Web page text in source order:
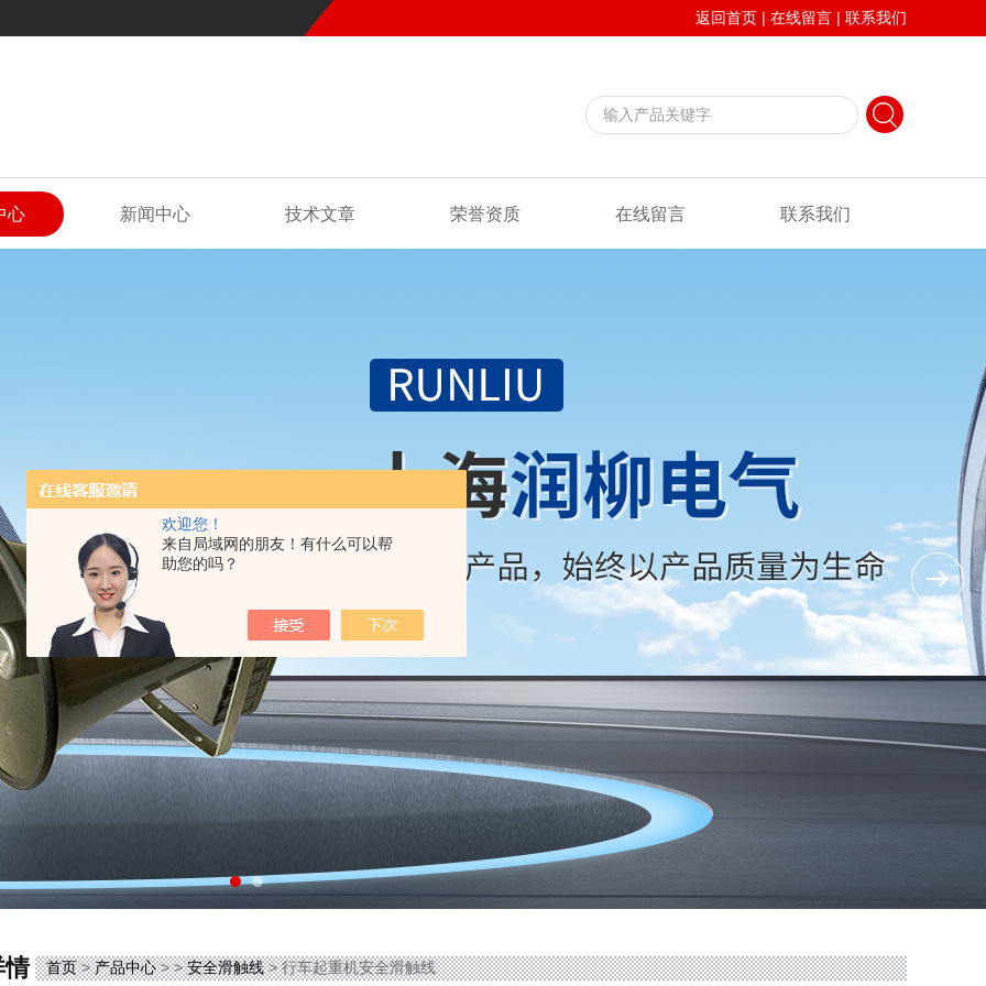
欢迎您！
来自局域网的朋友！有什么可以帮
助您的吗？
返回首页 | 在线留言 | 联系我们
心 新闻中心 技术文章 荣誉资质 在线留言 联系我们
情 首页>产品中心> >安全滑触线> 行车起重机安全滑触线